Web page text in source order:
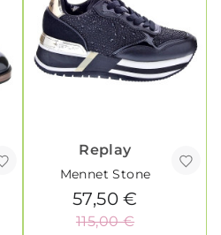
Replay
Mennet Stone
57,50 €
115,00 €